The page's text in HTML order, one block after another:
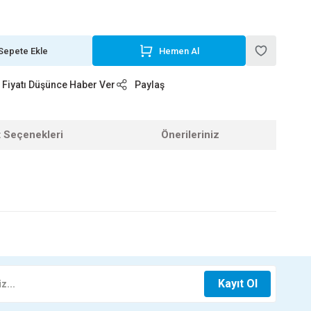
Ekle Hemen Al
Fiyatı Düşünce Haber Ver Paylaş
Seçenekleri Önerileriniz
100X50 TE FIRAT
97,10 TL
150X150 TE FIRAT
548,80 TL
Kayıt Ol